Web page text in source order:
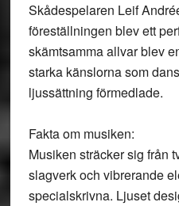
Skådespelaren Leif
föreställningen blev ett
skämtsamma allvar blev
starka känslorna som
ljussättning förmedlade.
Fakta om musiken:
Musiken sträcker sig från
slagverk och vibrerande
specialskrivna. Ljuset